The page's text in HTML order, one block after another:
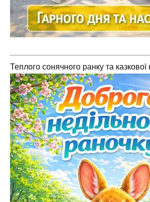
Теплого сонячного ранку та казкової